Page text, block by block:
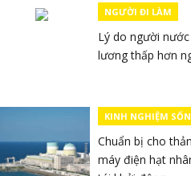
NGƯỜI ĐI LÀM
Lý do người
lương thấp hơn
KINH NGHIỆM
Chuẩn bị cho
máy điện hạt